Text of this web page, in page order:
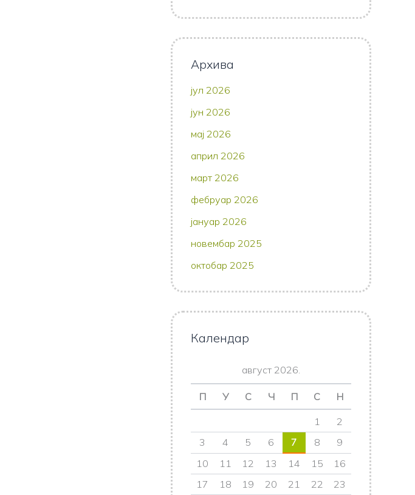
Архива
јул 2026
јун 2026
мај 2026
април 2026
март 2026
фебруар 2026
јануар 2026
новембар 2025
октобар 2025
Календар
август 2026.
П У С Ч П С Н
1
2
3
4 5 6 7 8
9
10
11 12 13 14 15
16
17
18 19 20 21 22
23